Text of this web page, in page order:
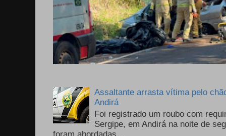
Assaltante arrasta vítima pelo
Andirá
Foi registrado um roubo com
Sergipe, em Andirá na noite de
foram abordadas...